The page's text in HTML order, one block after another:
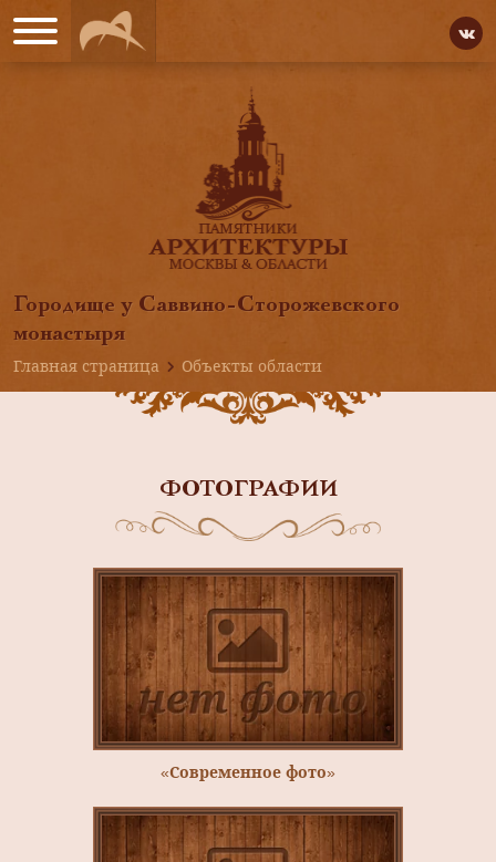
Городище у Саввино-Сторожевского
монастыря
Главная страница
Объекты области
ФОТОГРАФИИ
«Современное фото»